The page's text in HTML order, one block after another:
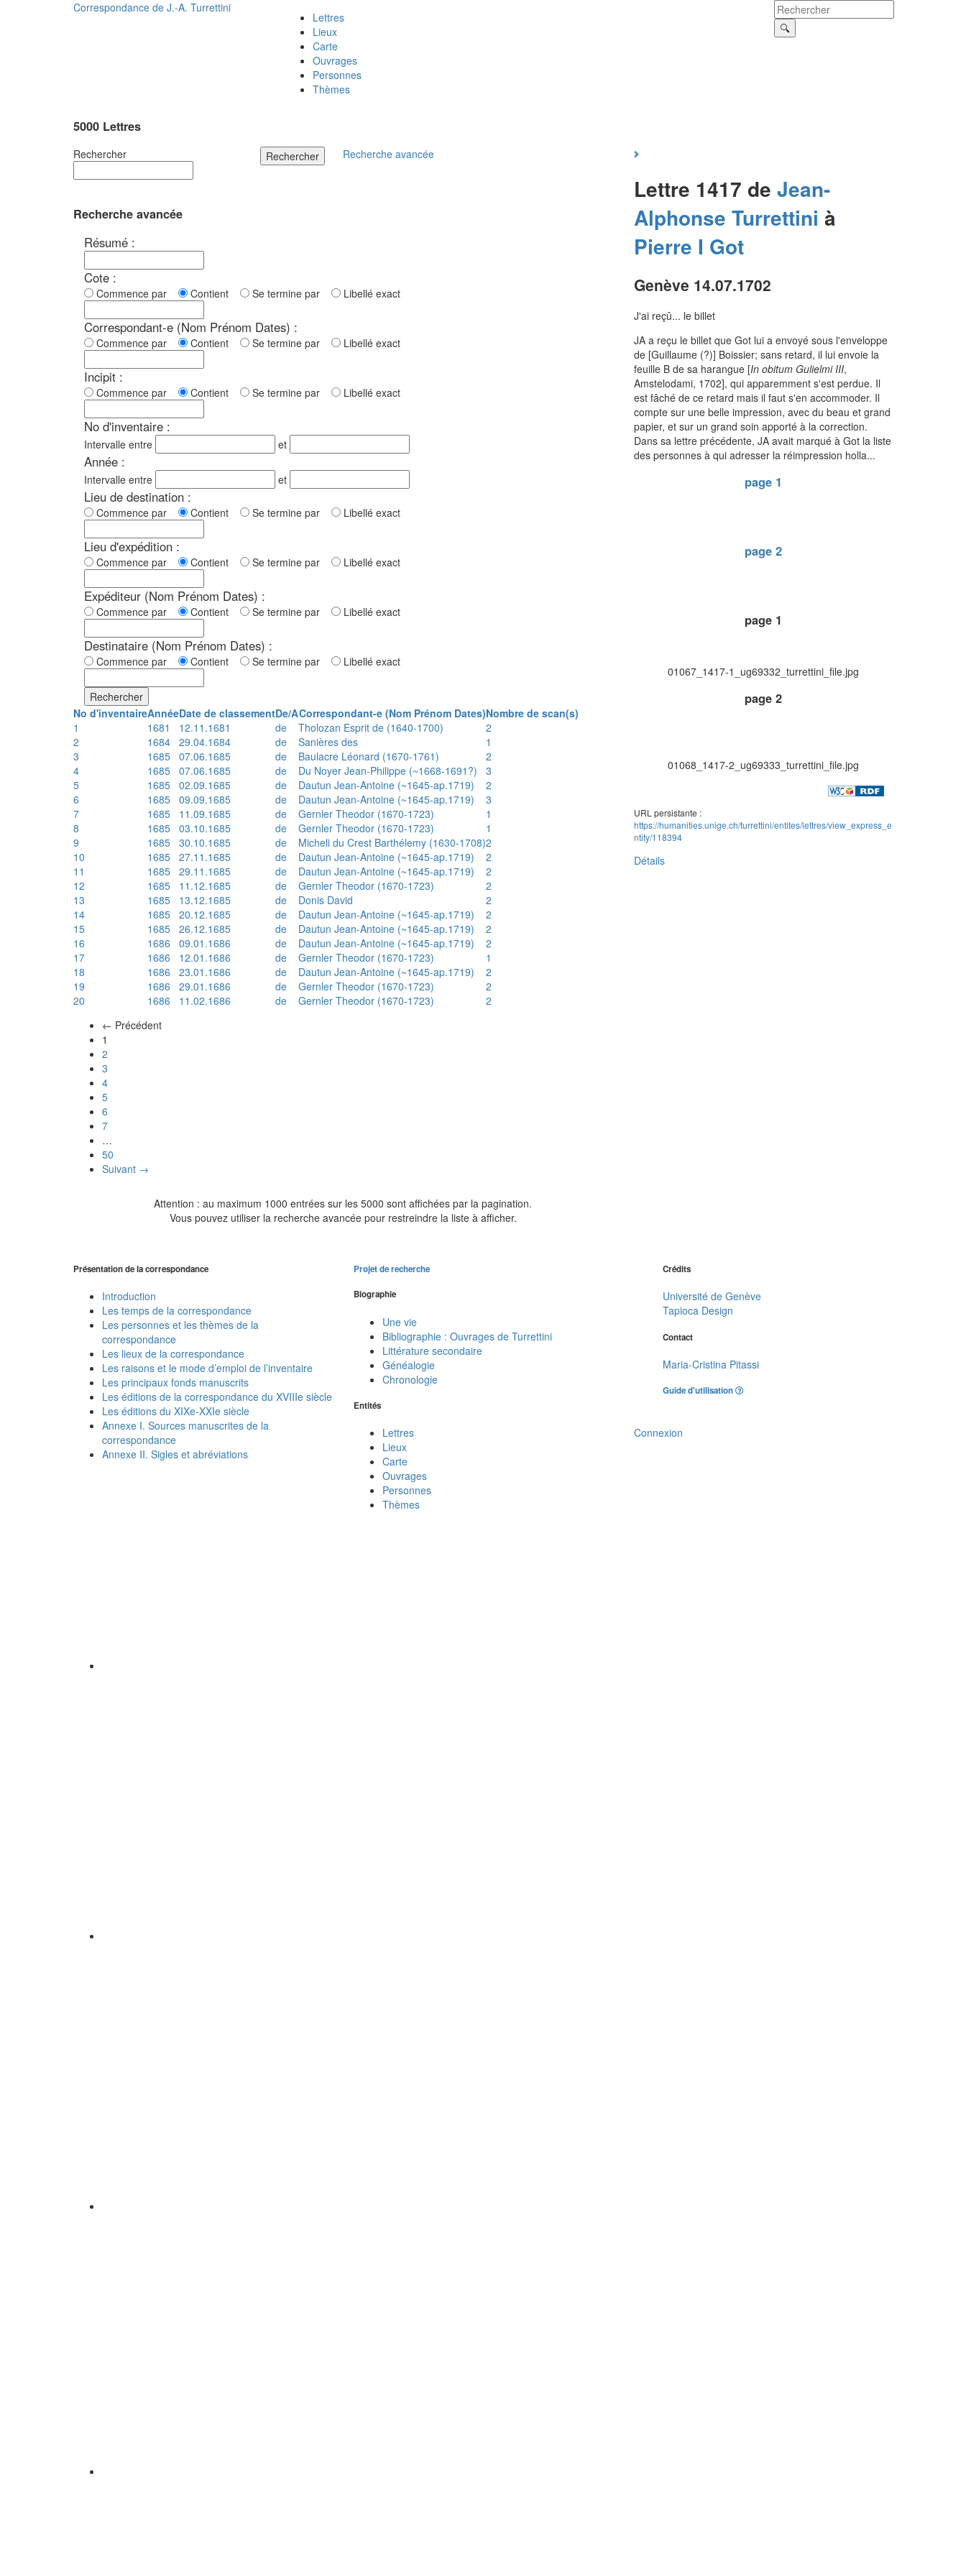
Correspondance de J.-A. Turrettini
Lettres
Lieux
Carte
Ouvrages
Personnes
Thèmes
5000 Lettres
Rechercher Rechercher Recherche avancée
Recherche avancée
Résumé :
Cote :
Commence par Contient Se termine par Libellé exact
Correspondant-e (Nom Prénom Dates) :
Commence par Contient Se termine par Libellé exact
Incipit :
Commence par Contient Se termine par Libellé exact
No d'inventaire :
Intervalle entre et
Année :
Intervalle entre et
Lieu de destination :
Commence par Contient Se termine par Libellé exact
Lieu d'expédition :
Commence par Contient Se termine par Libellé exact
Expéditeur (Nom Prénom Dates) :
Commence par Contient Se termine par Libellé exact
Destinataire (Nom Prénom Dates) :
Commence par Contient Se termine par Libellé exact
Rechercher
No d'inventaireAnnéeDate de classementDe/ACorrespondant-e (Nom Prénom Dates)Nombre de scan(s)
1
1681 12.11.1681 de Tholozan Esprit de (1640-1700)
2
2
1684 29.04.1684 de Sanières des
1
3
1685 07.06.1685 de Baulacre Léonard (1670-1761)
2
4
1685 07.06.1685 de Du Noyer Jean-Philippe (~1668-1691?)
3
5
1685 02.09.1685 de Dautun Jean-Antoine (~1645-ap.1719)
2
6
1685 09.09.1685 de Dautun Jean-Antoine (~1645-ap.1719)
3
7
1685 11.09.1685 de Gernler Theodor (1670-1723)
1
8
1685 03.10.1685 de Gernler Theodor (1670-1723)
1
9
1685 30.10.1685 de Micheli du Crest Barthélemy (1630-1708)2
10
1685 27.11.1685 de Dautun Jean-Antoine (~1645-ap.1719)
2
11
1685 29.11.1685 de Dautun Jean-Antoine (~1645-ap.1719)
2
12
1685 11.12.1685 de Gernler Theodor (1670-1723)
2
13
1685 13.12.1685 de Donis David
2
14
1685 20.12.1685 de Dautun Jean-Antoine (~1645-ap.1719)
2
15
1685 26.12.1685 de Dautun Jean-Antoine (~1645-ap.1719)
2
16
1686 09.01.1686 de Dautun Jean-Antoine (~1645-ap.1719)
2
17
1686 12.01.1686 de Gernler Theodor (1670-1723)
1
18
1686 23.01.1686 de Dautun Jean-Antoine (~1645-ap.1719)
2
19
1686 29.01.1686 de Gernler Theodor (1670-1723)
2
20
1686 11.02.1686 de Gernler Theodor (1670-1723)
2
← Précédent
1
2
3
4
5
6
7
…
50
Suivant →
Attention : au maximum 1000 entrées sur les 5000 sont affichées par la pagination.
Vous pouvez utiliser la recherche avancée pour restreindre la liste à afficher.
Lettre 1417 de Jean-
Alphonse Turrettini à
Pierre I Got
Genève 14.07.1702
J'ai reçû... le billet
JA a reçu le billet que Got lui a envoyé sous l'enveloppe
de [Guillaume (?)] Boissier; sans retard, il lui envoie la
feuille B de sa harangue [In obitum Gulielmi III,
Amstelodami, 1702], qui apparemment s'est perdue. Il
est fâché de ce retard mais il faut s'en accommoder. Il
compte sur une belle impression, avec du beau et grand
papier, et sur un grand soin apporté à la correction.
Dans sa lettre précédente, JA avait marqué à Got la liste
des personnes à qui adresser la réimpression holla...
page 1
page 2
page 1
01067_1417-1_ug69332_turrettini_file.jpg
page 2
01068_1417-2_ug69333_turrettini_file.jpg
URL persistante :
https://humanities.unige.ch/turrettini/entites/lettres/view_express_e
ntity/118394
Détails
Présentation de la correspondance
Introduction
Les temps de la correspondance
Les personnes et les thèmes de la
correspondance
Les lieux de la correspondance
Les raisons et le mode d’emploi de l’inventaire
Les principaux fonds manuscrits
Les éditions de la correspondance du XVIIIe siècle
Les éditions du XIXe-XXIe siècle
Annexe I. Sources manuscrites de la
correspondance
Annexe II. Sigles et abréviations
Projet de recherche
Biographie
Une vie
Bibliographie : Ouvrages de Turrettini
Littérature secondaire
Généalogie
Chronologie
Entités
Lettres
Lieux
Carte
Ouvrages
Personnes
Thèmes
Crédits
Université de Genève
Tapioca Design
Contact
Maria-Cristina Pitassi
Guide d'utilisation
Connexion